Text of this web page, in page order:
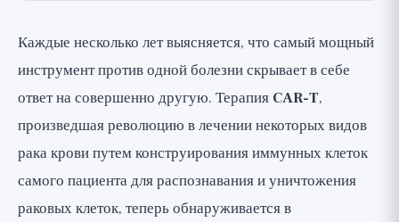
именно они?
клетки и метаболизм, Nature Aging 2024
Исследование 2: Восстановление ткани
кишечника и физической формы, Nature Aging
Каждые несколько лет выясняется, что самый мощный
инструмент против одной болезни скрывает в себе
ответ на совершенно другую. Терапия CAR-T,
произведшая революцию в лечении некоторых видов
рака крови путем конструирования иммунных клеток
самого пациента для распознавания и уничтожения
раковых клеток, теперь обнаруживается в